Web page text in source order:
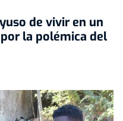
de vivir en un
la polémica del